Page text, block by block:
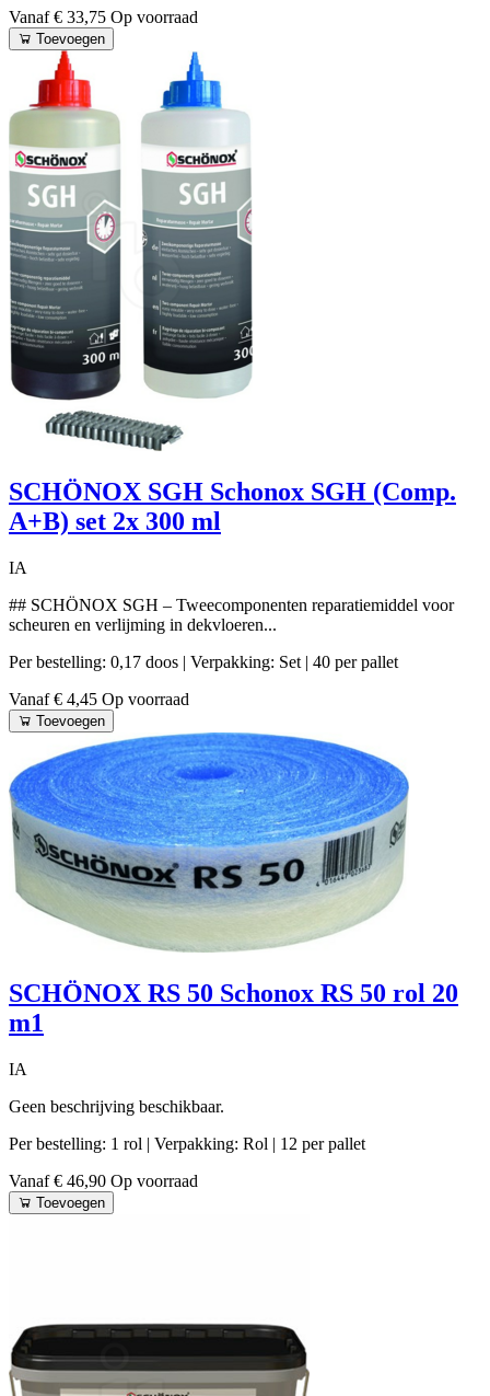
Vanaf € 33,75 Op voorraad
Toevoegen
SCHÖNOX SGH Schonox SGH (Comp.
A+B) set 2x 300 ml
IA
## SCHÖNOX SGH – Tweecomponenten reparatiemiddel voor
scheuren en verlijming in dekvloeren...
Per bestelling: 0,17 doos | Verpakking: Set | 40 per pallet
Vanaf € 4,45 Op voorraad
Toevoegen
SCHÖNOX RS 50 Schonox RS 50 rol 20
m1
IA
Geen beschrijving beschikbaar.
Per bestelling: 1 rol | Verpakking: Rol | 12 per pallet
Vanaf € 46,90 Op voorraad
Toevoegen